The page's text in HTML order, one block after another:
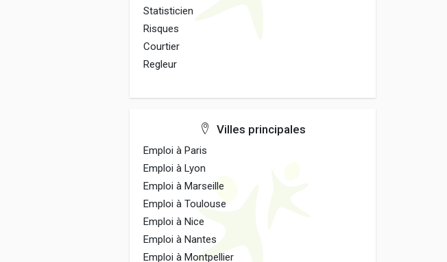
Statisticien
Risques
Courtier
Regleur
Villes principales
Emploi à Paris
Emploi à Lyon
Emploi à Marseille
Emploi à Toulouse
Emploi à Nice
Emploi à Nantes
Emploi à Montpellier